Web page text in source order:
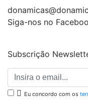
Siga-nos no
Subscrição
 Eu concordo com os